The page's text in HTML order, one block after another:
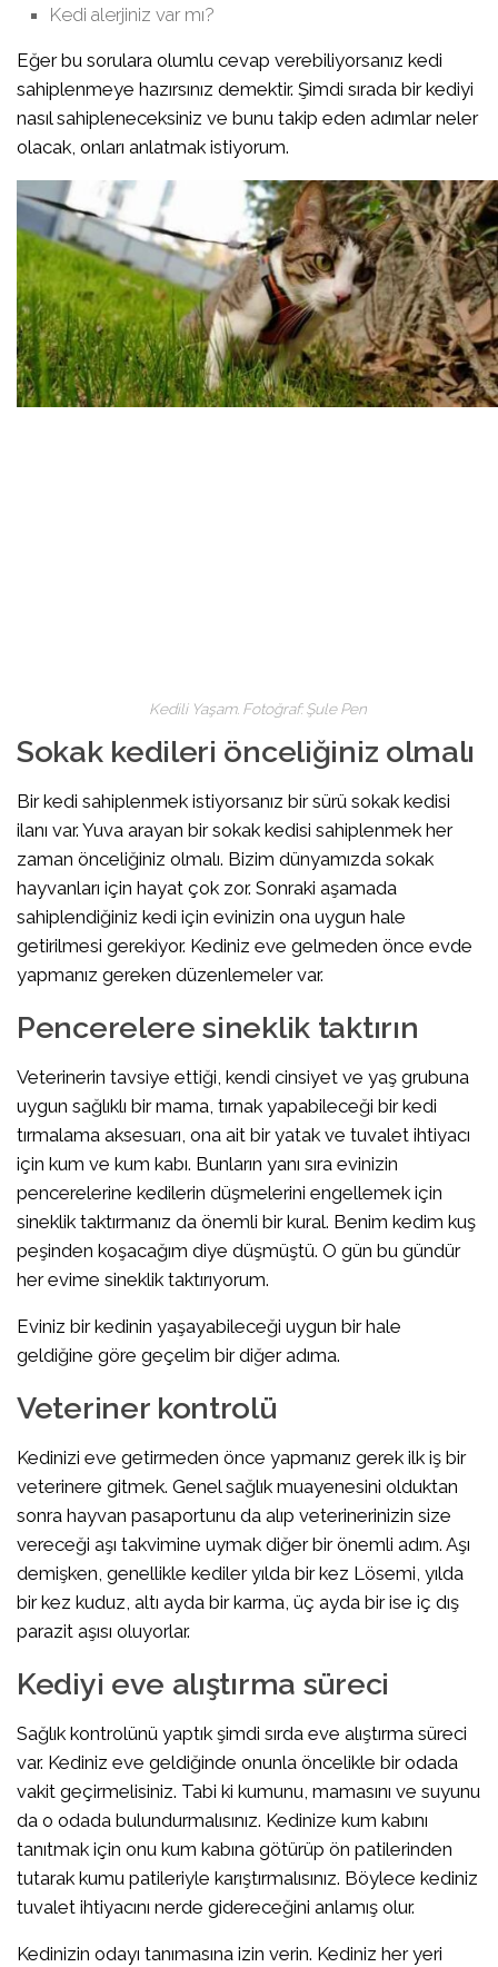
Kedi alerjiniz var mı?
Eğer bu sorulara olumlu cevap verebiliyorsanız kedi
sahiplenmeye hazırsınız demektir. Şimdi sırada bir kediyi
nasıl sahipleneceksiniz ve bunu takip eden adımlar neler
olacak, onları anlatmak istiyorum.
Kedili Yaşam. Fotoğraf: Şule Pen
Sokak kedileri önceliğiniz olmalı
Bir kedi sahiplenmek istiyorsanız bir sürü sokak kedisi
ilanı var. Yuva arayan bir sokak kedisi sahiplenmek her
zaman önceliğiniz olmalı. Bizim dünyamızda sokak
hayvanları için hayat çok zor. Sonraki aşamada
sahiplendiğiniz kedi için evinizin ona uygun hale
getirilmesi gerekiyor. Kediniz eve gelmeden önce evde
yapmanız gereken düzenlemeler var.
Pencerelere sineklik taktırın
Veterinerin tavsiye ettiği, kendi cinsiyet ve yaş grubuna
uygun sağlıklı bir mama, tırnak yapabileceği bir kedi
tırmalama aksesuarı, ona ait bir yatak ve tuvalet ihtiyacı
için kum ve kum kabı. Bunların yanı sıra evinizin
pencerelerine kedilerin düşmelerini engellemek için
sineklik taktırmanız da önemli bir kural. Benim kedim kuş
peşinden koşacağım diye düşmüştü. O gün bu gündür
her evime sineklik taktırıyorum.
Eviniz bir kedinin yaşayabileceği uygun bir hale
geldiğine göre geçelim bir diğer adıma.
Veteriner kontrolü
Kedinizi eve getirmeden önce yapmanız gerek ilk iş bir
veterinere gitmek. Genel sağlık muayenesini olduktan
sonra hayvan pasaportunu da alıp veterinerinizin size
vereceği aşı takvimine uymak diğer bir önemli adım. Aşı
demişken, genellikle kediler yılda bir kez Lösemi, yılda
bir kez kuduz, altı ayda bir karma, üç ayda bir ise iç dış
parazit aşısı oluyorlar.
Kediyi eve alıştırma süreci
Sağlık kontrolünü yaptık şimdi sırda eve alıştırma süreci
var. Kediniz eve geldiğinde onunla öncelikle bir odada
vakit geçirmelisiniz. Tabi ki kumunu, mamasını ve suyunu
da o odada bulundurmalısınız. Kedinize kum kabını
tanıtmak için onu kum kabına götürüp ön patilerinden
tutarak kumu patileriyle karıştırmalısınız. Böylece kediniz
tuvalet ihtiyacını nerde gidereceğini anlamış olur.
Kedinizin odayı tanımasına izin verin. Kediniz her yeri